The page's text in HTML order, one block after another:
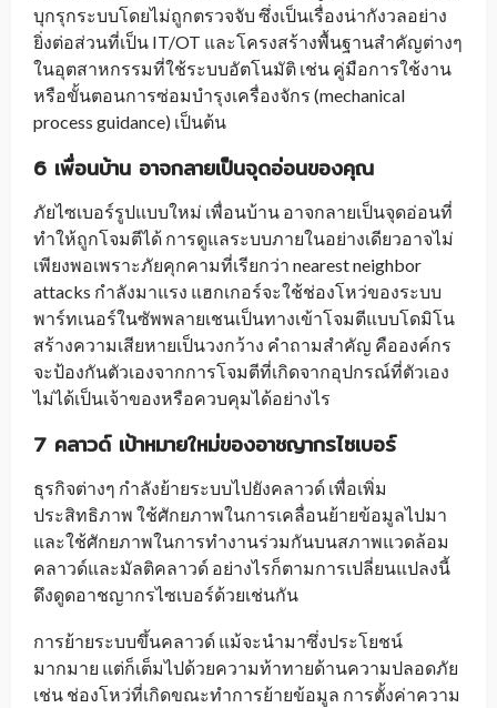
บุกรุกระบบโดยไม่ถูกตรวจจับ ซึ่งเป็นเรื่องน่ากังวลอย่าง
ยิ่งต่อส่วนที่เป็น IT/OT และโครงสร้างพื้นฐานสำคัญต่างๆ
ในอุตสาหกรรมที่ใช้ระบบอัตโนมัติ เช่น คู่มือการใช้งาน
หรือขั้นตอนการซ่อมบำรุงเครื่องจักร (mechanical
process guidance) เป็นต้น
6 เพื่อนบ้าน อาจกลายเป็นจุดอ่อนของคุณ
ภัยไซเบอร์รูปแบบใหม่ เพื่อนบ้าน อาจกลายเป็นจุดอ่อนที่
ทำให้ถูกโจมตีได้ การดูแลระบบภายในอย่างเดียวอาจไม่
เพียงพอเพราะภัยคุกคามที่เรียกว่า nearest neighbor
attacks กำลังมาแรง แฮกเกอร์จะใช้ช่องโหว่ของระบบ
พาร์ทเนอร์ในซัพพลายเชนเป็นทางเข้าโจมตีแบบโดมิโน
สร้างความเสียหายเป็นวงกว้าง คำถามสำคัญ คือองค์กร
จะป้องกันตัวเองจากการโจมตีที่เกิดจากอุปกรณ์ที่ตัวเอง
ไม่ได้เป็นเจ้าของหรือควบคุมได้อย่างไร
7 คลาวด์ เป้าหมายใหม่ของอาชญากรไซเบอร์
ธุรกิจต่างๆ กำลังย้ายระบบไปยังคลาวด์ เพื่อเพิ่ม
ประสิทธิภาพ ใช้ศักยภาพในการเคลื่อนย้ายข้อมูลไปมา
และใช้ศักยภาพในการทำงานร่วมกันบนสภาพแวดล้อม
คลาวด์และมัลติคลาวด์ อย่างไรก็ตามการเปลี่ยนแปลงนี้
ดึงดูดอาชญากรไซเบอร์ด้วยเช่นกัน
การย้ายระบบขึ้นคลาวด์ แม้จะนำมาซึ่งประโยชน์
มากมาย แต่ก็เต็มไปด้วยความท้าทายด้านความปลอดภัย
เช่น ช่องโหว่ที่เกิดขณะทำการย้ายข้อมูล การตั้งค่าความ